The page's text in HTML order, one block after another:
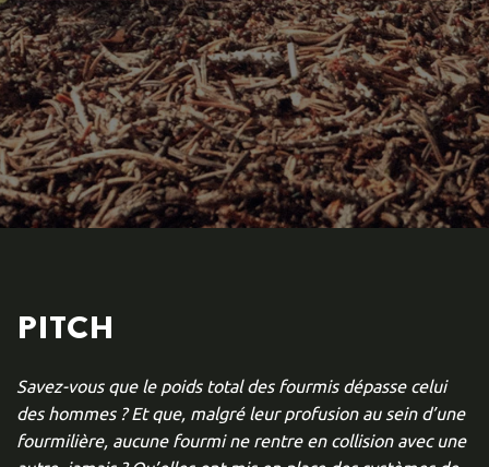
PITCH
Savez-vous que le poids total des fourmis dépasse celui
des hommes ? Et que, malgré leur profusion au sein d’une
fourmilière, aucune fourmi ne rentre en collision avec une